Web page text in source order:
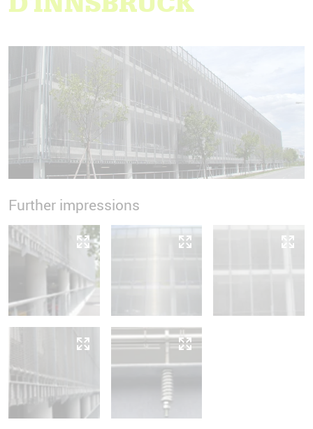
Further impressions